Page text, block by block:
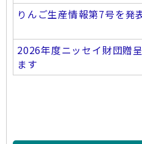
りんご生産情報第7号を発
2026年度ニッセイ財団贈
ます